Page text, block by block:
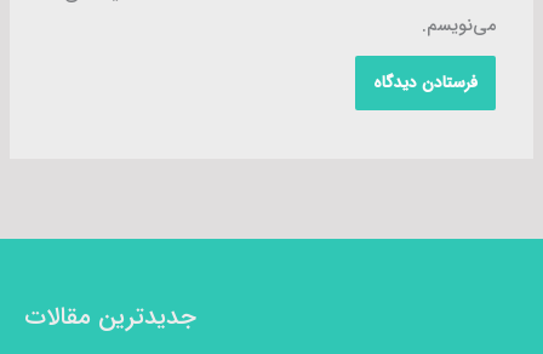
می‌نویسم.
جدیدترین مقالات